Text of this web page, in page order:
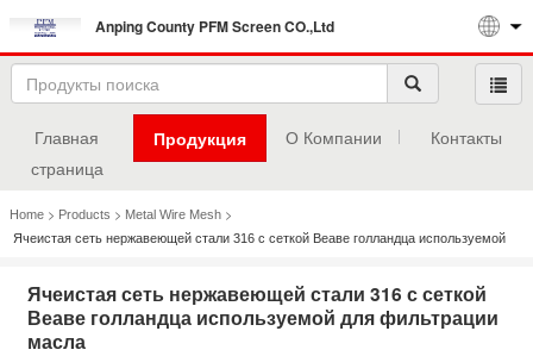
Anping County PFM Screen CO.,Ltd
Главная
страница
Продукция О Компании Контакты
Home > Products > Metal Wire Mesh >
Ячеистая сеть нержавеющей стали 316 с сеткой Веаве голландца используемой
Ячеистая сеть нержавеющей стали 316 с сеткой
Веаве голландца используемой для фильтрации
масла